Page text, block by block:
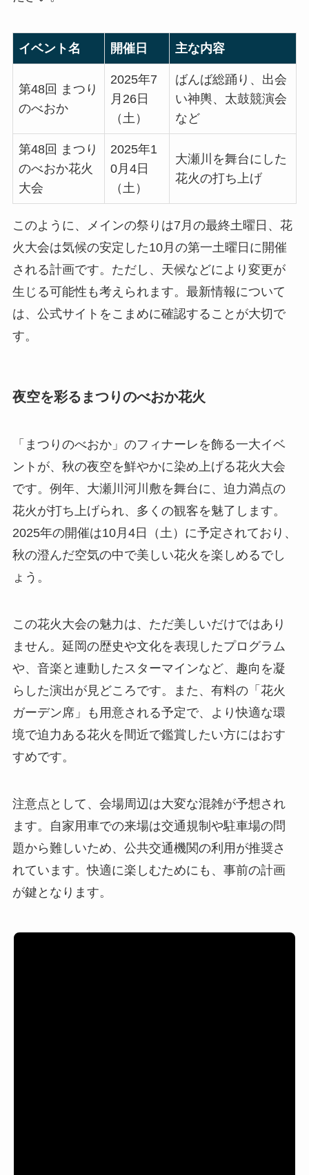
イベント名 開催日 主な内容
第48回 まつり
のべおか
2025年7
月26日
（土）
ばんば総踊り、出会
い神輿、太鼓競演会
など
第48回 まつり
のべおか花火
大会
2025年1
0月4日
（土）
大瀬川を舞台にした
花火の打ち上げ
このように、メインの祭りは7月の最終土曜日、花
火大会は気候の安定した10月の第一土曜日に開催
される計画です。ただし、天候などにより変更が
生じる可能性も考えられます。最新情報について
は、公式サイトをこまめに確認することが大切で
す。
夜空を彩るまつりのべおか花火
「まつりのべおか」のフィナーレを飾る一大イベ
ントが、秋の夜空を鮮やかに染め上げる花火大会
です。例年、大瀬川河川敷を舞台に、迫力満点の
花火が打ち上げられ、多くの観客を魅了します。
2025年の開催は10月4日（土）に予定されており、
秋の澄んだ空気の中で美しい花火を楽しめるでし
ょう。
この花火大会の魅力は、ただ美しいだけではあり
ません。延岡の歴史や文化を表現したプログラム
や、音楽と連動したスターマインなど、趣向を凝
らした演出が見どころです。また、有料の「花火
ガーデン席」も用意される予定で、より快適な環
境で迫力ある花火を間近で鑑賞したい方にはおす
すめです。
注意点として、会場周辺は大変な混雑が予想され
ます。自家用車での来場は交通規制や駐車場の問
題から難しいため、公共交通機関の利用が推奨さ
れています。快適に楽しむためにも、事前の計画
が鍵となります。